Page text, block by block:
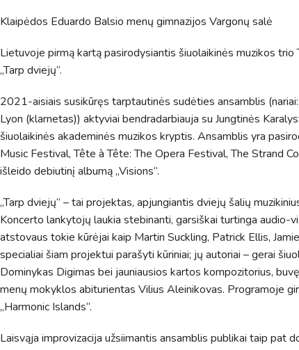
Pamokų laikas
Pamoka Pradžia
3
9:50
Klaipėdos Eduardo Balsio menų gimnazijos Vargonų salė
Lietuvoje pirmą kartą pasirodysiantis šiuolaikinės muzikos
„Tarp dviejų“.
2021-aisiais susikūręs tarptautinės sudėties ansamblis
Lyon (klarnetas)) aktyviai bendradarbiauja su Jungtinės
šiuolaikinės akademinės muzikos kryptis. Ansamblis yra
Music Festival, Tête à Tête: The Opera Festival, The Strand
išleido debiutinį albumą „Visions“.
„Tarp dviejų“ – tai projektas, apjungiantis dviejų šalių
Koncerto lankytojų laukia stebinanti, garsiškai turtinga audio-
atstovaus tokie kūrėjai kaip Martin Suckling, Patrick Ellis,
specialiai šiam projektui parašyti kūriniai; jų autoriai – gerai
Dominykas Digimas bei jauniausios kartos kompozitorius,
menų mokyklos abiturientas Vilius Aleinikovas. Programoje
„Harmonic Islands“.
Laisvąja improvizacija užsiimantis ansamblis publikai taip pat